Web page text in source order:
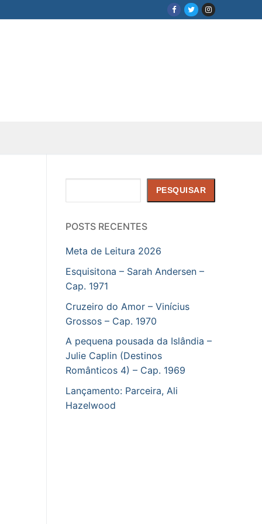
PESQUISAR
POSTS RECENTES
Meta de Leitura 2026
Esquisitona – Sarah Andersen –
Cap. 1971
Cruzeiro do Amor – Vinícius
Grossos – Cap. 1970
A pequena pousada da Islândia –
Julie Caplin (Destinos
Românticos 4) – Cap. 1969
Lançamento: Parceira, Ali
Hazelwood